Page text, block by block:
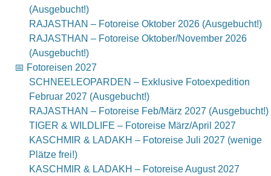
(Ausgebucht!)
RAJASTHAN – Fotoreise Oktober 2026 (Ausgebucht!)
RAJASTHAN – Fotoreise Oktober/November 2026
(Ausgebucht!)
📅 Fotoreisen 2027
SCHNEELEOPARDEN – Exklusive Fotoexpedition
Februar 2027 (Ausgebucht!)
RAJASTHAN – Fotoreise Feb/März 2027 (Ausgebucht!)
TIGER & WILDLIFE – Fotoreise März/April 2027
KASCHMIR & LADAKH – Fotoreise Juli 2027 (wenige
Plätze frei!)
KASCHMIR & LADAKH – Fotoreise August 2027